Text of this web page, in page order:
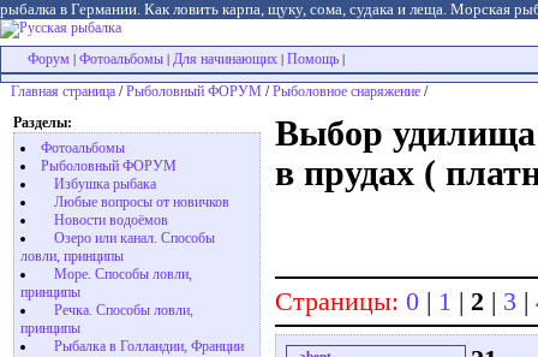
рыбалка в Германии. Как ловить карпа, щуку, сома, судака и леща. Морская
Форум Фотоальбомы Для начинающих Помощь
Главная страница /Рыболовный ФОРУМ /Рыболовное снаряжение /
Разделы:
Фотоальбомы
Рыболовный ФОРУМ
Избушка рыбака
Любые вопросы от новичков
Новости водоёмов
Озеро или канал. Способы
ловли, принципы
Море. Способы ловли,
принципы
Речка. Способы ловли,
принципы
Рыбалка в Голландии, Франции
Выбор удилища
в прудах (
Страницы: 0 | 1 | 2 | 3 |